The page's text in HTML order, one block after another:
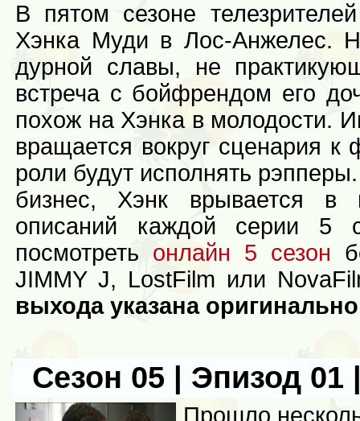
В пятом сезоне
Хэнка Муди в Лос-Анжелес.
дурной славы, не
встреча с бойфрендом его
похож на Хэнка в молодости.
вращается вокруг сценария к
роли будут исполнять
бизнес, Хэнк врывается
описаний каждой серии 5
посмотреть онлайн 5 сезон
JIMMY J, LostFilm или
выхода указана
Сезон 05 | Эпизод
Прошло